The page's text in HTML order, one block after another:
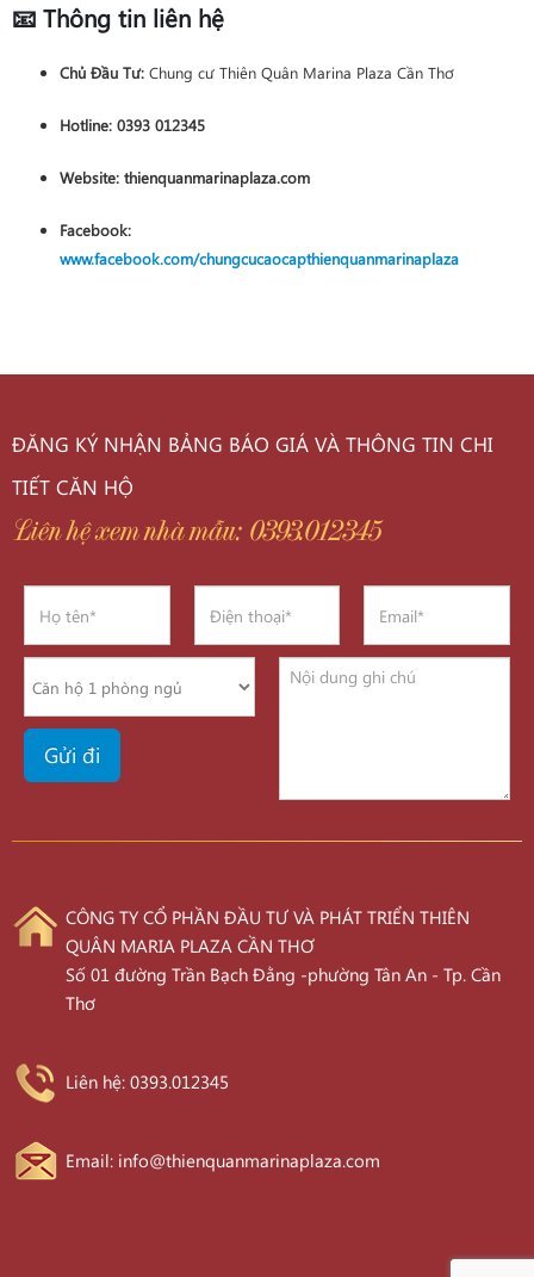
📧 Thông tin liên hệ
Chủ Đầu Tư: Chung cư Thiên Quân Marina Plaza Cần Thơ
Hotline: 0393 012345
Website: thienquanmarinaplaza.com
Facebook:
www.facebook.com/chungcucaocapthienquanmarinaplaza
ĐĂNG KÝ NHẬN BẢNG BÁO GIÁ VÀ THÔNG TIN CHI
TIẾT CĂN HỘ
Liên hệ xem nhà mẫu: 0393.012345
CÔNG TY CỔ PHẦN ĐẦU TƯ VÀ PHÁT TRIỂN THIÊN
QUÂN MARIA PLAZA CẦN THƠ
Số 01 đường Trần Bạch Đằng -phường Tân An - Tp. Cần
Thơ
Liên hệ: 0393.012345
Email: info@thienquanmarinaplaza.com